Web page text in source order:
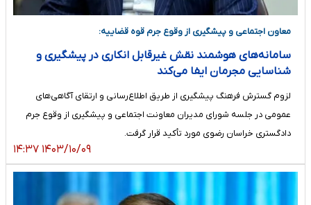
معاون اجتماعی و پیشگیری از وقوع جرم قوه قضاییه:
سامانه‌های هوشمند نقش غیرقابل انکاری در پیشگیری و
شناسایی مجرمان ایفا می‌کند
لزوم گسترش فرهنگ پیشگیری از طریق اطلاع‌رسانی و ارتقای آگاهی‌های
عمومی در جلسه شورای مدیران معاونت اجتماعی و پیشگیری از وقوع جرم
دادگستری خراسان رضوی مورد تأکید قرار گرفت.
۱۴۰۳/۱۰/۰۹ ۱۴:۳۷